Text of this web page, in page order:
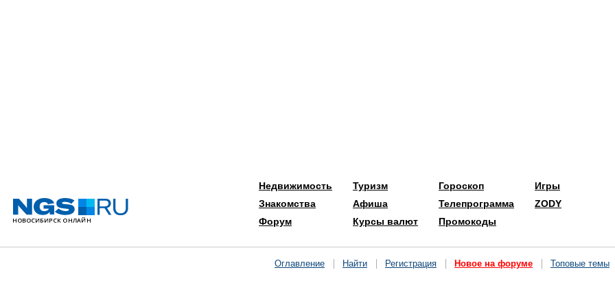
Недвижимость
Знакомства
Форум
Туризм
Афиша
Курсы валют
Гороскоп
Телепрограмма
Промокоды
Игры
ZODY
Оглавление Найти Регистрация Новое на форуме Топовые темы